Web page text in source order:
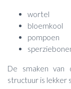
wortel
bloemkool
pompoen
De smaken van
structuur is lekker